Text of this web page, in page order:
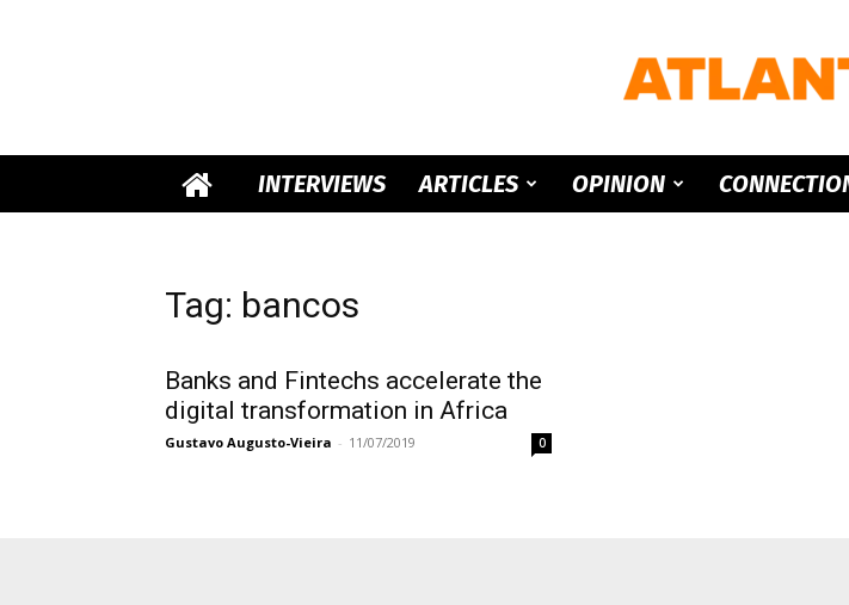
INTERVIEWS ARTICLES OPINION
Tag: bancos
Banks and Fintechs accelerate the
digital transformation in Africa
Gustavo Augusto-Vieira - 11/07/2019 0